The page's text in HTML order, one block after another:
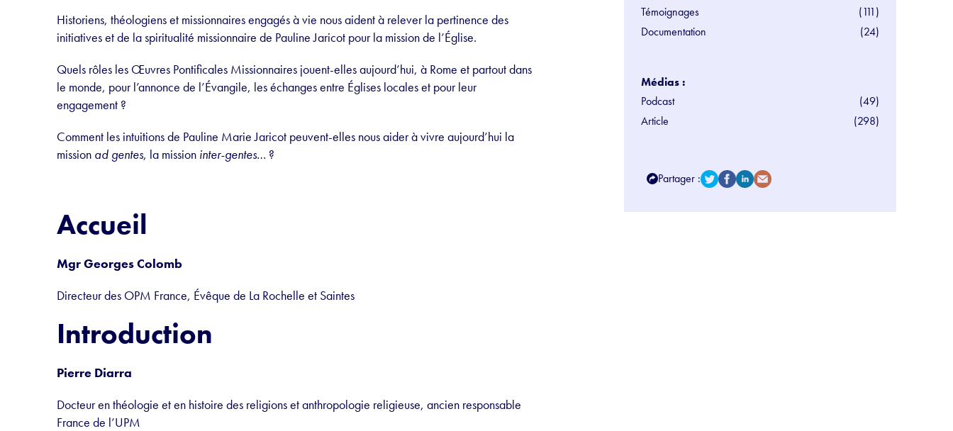
Historiens, théologiens et missionnaires engagés à vie nous aident à relever la pertinence des
initiatives et de la spiritualité missionnaire de Pauline Jaricot pour la mission de l’Église.
Quels rôles les Œuvres Pontificales Missionnaires jouent-elles aujourd’hui, à Rome et partout dans
le monde, pour l’annonce de l’Évangile, les échanges entre Églises locales et pour leur
engagement ?
Comment les intuitions de Pauline Marie Jaricot peuvent-elles nous aider à vivre aujourd’hui la
mission ad gentes, la mission inter-gentes… ?
Accueil
Mgr Georges Colomb
Directeur des OPM France, Évêque de La Rochelle et Saintes
Introduction
Pierre Diarra
Docteur en théologie et en histoire des religions et anthropologie religieuse, ancien responsable
France de l’UPM
Témoignages
(111)
Documentation
(24)
Médias :
Podcast
(49)
Article
(298)
Partager :